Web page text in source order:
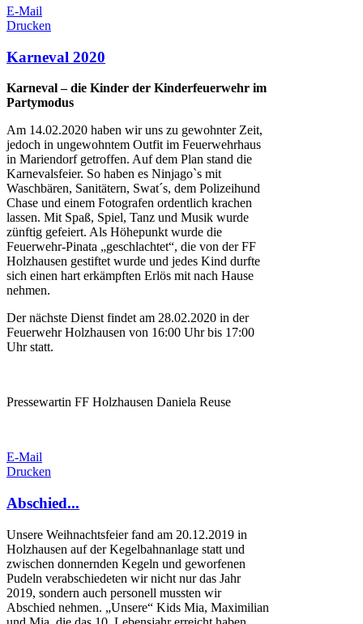
E-Mail
Drucken
Karneval 2020
Karneval – die Kinder der Kinderfeuerwehr im
Partymodus
Am 14.02.2020 haben wir uns zu gewohnter Zeit,
jedoch in ungewohntem Outfit im Feuerwehrhaus
in Mariendorf getroffen. Auf dem Plan stand die
Karnevalsfeier. So haben es Ninjago`s mit
Waschbären, Sanitätern, Swat´s, dem Polizeihund
Chase und einem Fotografen ordentlich krachen
lassen. Mit Spaß, Spiel, Tanz und Musik wurde
zünftig gefeiert. Als Höhepunkt wurde die
Feuerwehr-Pinata „geschlachtet“, die von der FF
Holzhausen gestiftet wurde und jedes Kind durfte
sich einen hart erkämpften Erlös mit nach Hause
nehmen.
Der nächste Dienst findet am 28.02.2020 in der
Feuerwehr Holzhausen von 16:00 Uhr bis 17:00
Uhr statt.
Pressewartin FF Holzhausen Daniela Reuse
E-Mail
Drucken
Abschied...
Unsere Weihnachtsfeier fand am 20.12.2019 in
Holzhausen auf der Kegelbahnanlage statt und
zwischen donnernden Kegeln und geworfenen
Pudeln verabschiedeten wir nicht nur das Jahr
2019, sondern auch personell mussten wir
Abschied nehmen. „Unsere“ Kids Mia, Maximilian